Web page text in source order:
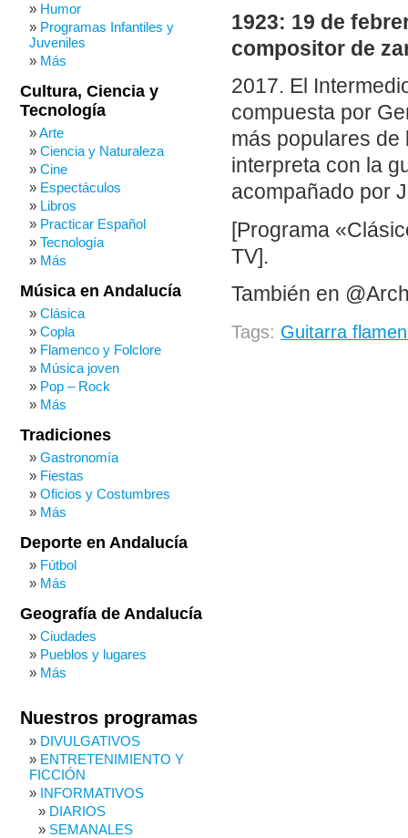
1923: 19 de
compositor de
2017. El
compuesta por
más populares de
interpreta con la
acompañado por
[Programa
TV].
También en
Tags: Guitarra
Humor
Programas Infantiles y
Juveniles
Más
Cultura, Ciencia y
Tecnología
Arte
Ciencia y Naturaleza
Cine
Espectáculos
Libros
Practicar Español
Tecnología
Más
Música en Andalucía
Clásica
Copla
Flamenco y Folclore
Música joven
Pop – Rock
Más
Tradiciones
Gastronomía
Fiestas
Oficios y Costumbres
Más
Deporte en Andalucía
Fútbol
Más
Geografía de Andalucía
Ciudades
Pueblos y lugares
Más
Nuestros programas
DIVULGATIVOS
ENTRETENIMIENTO Y
FICCIÓN
INFORMATIVOS
DIARIOS
SEMANALES